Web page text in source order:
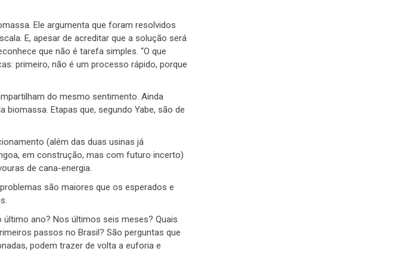
Ele argumenta que foram resolvidos
E, apesar de acreditar que a solução será
que não é tarefa simples. “O que
primeiro, não é um processo rápido, porque
do mesmo sentimento. Ainda
Etapas que, segundo Yabe, são de
(além das duas usinas já
em construção, mas com futuro incerto)
de cana-energia.
são maiores que os esperados e
último ano? Nos últimos seis meses? Quais
passos no Brasil? São perguntas que
podem trazer de volta a euforia e